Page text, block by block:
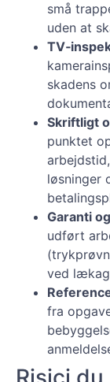
små
uden at
skadens
Skriftligt
punktet
løsninger
Garanti
udført
ved
fra